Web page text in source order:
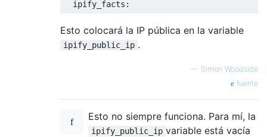
Esto colocará la IP pública en la variable
ipify_public_ip .
— Simon Woodside
fuente
Esto no siempre funciona. Para mí, la
ipify_public_ip variable está vacía